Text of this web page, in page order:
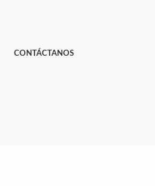
CONTÁCTANOS